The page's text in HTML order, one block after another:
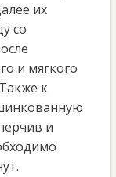
их
со
и мягкого
к
и